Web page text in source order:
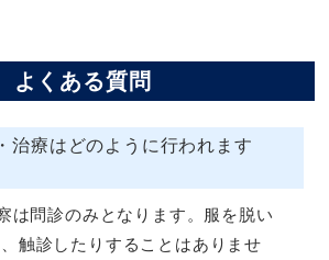
よくある質問
治療はどのように行われます
は問診のみとなります。服を脱い
触診したりすることはありませ